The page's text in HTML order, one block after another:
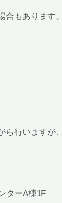
もあります。
ら行います
ターA棟1F